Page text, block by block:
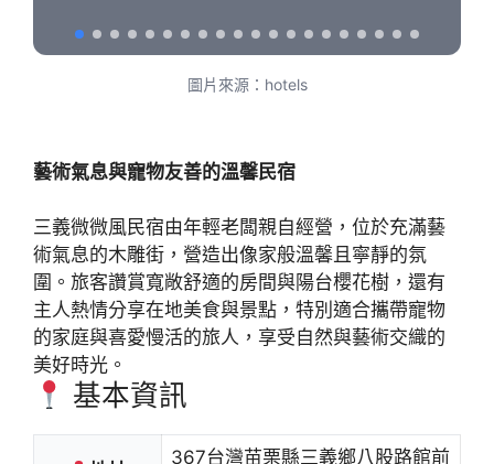
圖片來源：hotels
藝術氣息與寵物友善的溫馨民宿
三義微微風民宿由年輕老闆親自經營，位於充滿藝
術氣息的木雕街，營造出像家般溫馨且寧靜的氛
圍。旅客讚賞寬敞舒適的房間與陽台櫻花樹，還有
主人熱情分享在地美食與景點，特別適合攜帶寵物
的家庭與喜愛慢活的旅人，享受自然與藝術交織的
美好時光。
基本資訊
367台灣苗栗縣三義鄉八股路館前